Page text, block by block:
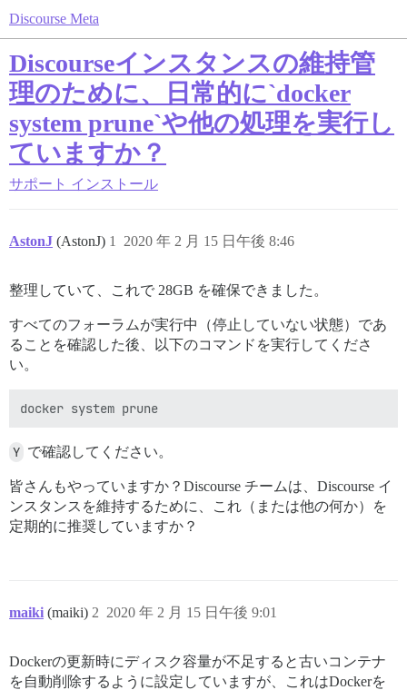
Discourse Meta
Discourseインスタンスの維持管
理のために、日常的に`docker
system prune`や他の処理を実行し
ていますか？
サポート インストール
AstonJ (AstonJ) 2020 年 2 月 15 日午後 8:46
1
整理していて、これで 28GB を確保できました。
すべてのフォーラムが実行中（停止していない状態）であ
ることを確認した後、以下のコマンドを実行してくださ
い。
Y で確認してください。
皆さんもやっていますか？Discourse チームは、Discourse イ
ンスタンスを維持するために、これ（または他の何か）を
定期的に推奨していますか？
maiki (maiki) 2020 年 2 月 15 日午後 9:01
2
Dockerの更新時にディスク容量が不足すると古いコンテナ
を自動削除するように設定していますが、これはDockerを